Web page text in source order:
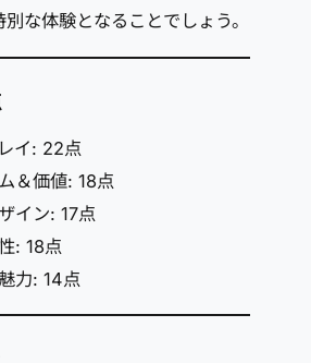
な体験となることでしょう。
イ: 22点
＆価値: 18点
イン: 17点
: 18点
力: 14点